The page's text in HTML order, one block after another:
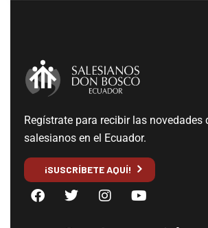
Regístrate para recibir las novedades
salesianos en el Ecuador.
¡SUSCRÍBETE AQUÍ!